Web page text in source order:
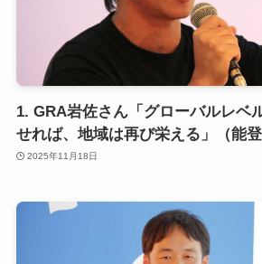
1. GRA岩佐さん「グローバルレベ
せれば、地域は再び栄える」（能登
2025年11月18日